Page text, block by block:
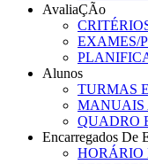
AvaliaÇÃo
EXAMES/
Alunos
TURMAS
MANUAIS
QUADRO
Encarregados De
HORÁRIO